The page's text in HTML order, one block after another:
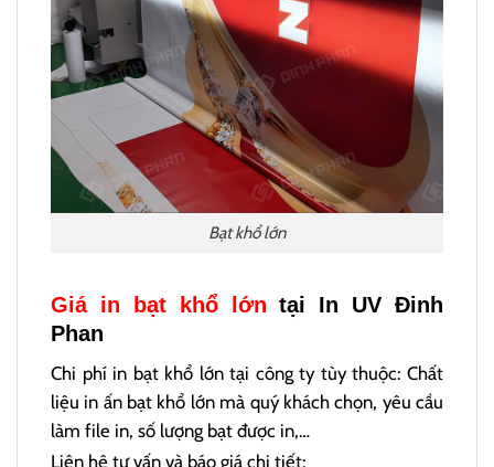
Bạt khổ lớn
Giá in bạt khổ lớn tại In UV Đinh
Phan
Chi phí in bạt khổ lớn tại công ty tùy thuộc: Chất
liệu in ấn bạt khổ lớn mà quý khách chọn, yêu cầu
làm file in, số lượng bạt được in,…
Liên hệ tư vấn và báo giá chi tiết: